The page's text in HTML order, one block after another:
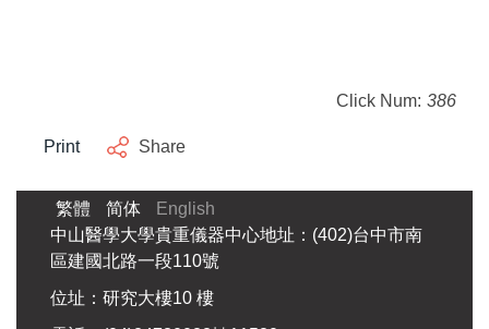
Click Num: 386
Print Share
繁體 简体
English
中山醫學大學貴重儀器中心地址：(402)台中市南
區建國北路一段110號
位址：研究大樓10 樓